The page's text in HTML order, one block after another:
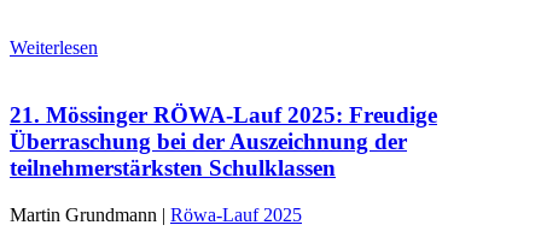
Weiterlesen
21. Mössinger RÖWA-Lauf 2025: Freudige
Überraschung bei der Auszeichnung der
teilnehmerstärksten Schulklassen
Martin Grundmann | Röwa-Lauf 2025